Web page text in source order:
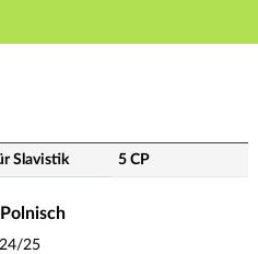
- Niveau IIb Polnisch
Slavistik 5 CP
25